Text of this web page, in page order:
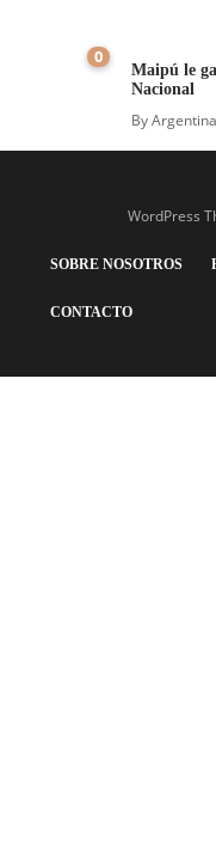
0
Maipú le
Nacional
By
WordPress
SOBRE NOSOTROS
CONTACTO